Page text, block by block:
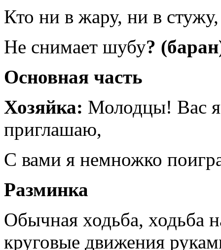
Кто ни в жару, ни в стужу,
Не снимает шубу?
Основная часть
Хозяйка: Молодцы! Вас я
приглашаю,
С вами я немножко
Разминка
Обычная ходьба, ходьба
круговые движения